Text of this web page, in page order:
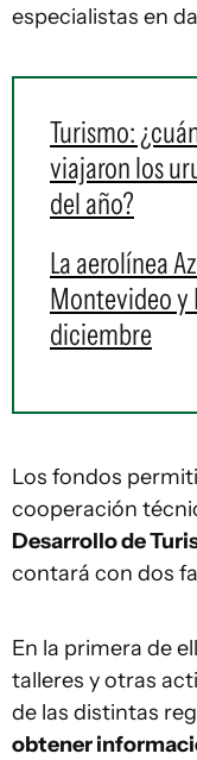
especialistas en
Turismo:
viajaron los
del año?
La aerolínea
Montevideo y
diciembre
Los fondos
cooperación
Desarrollo de
contará con dos
En la primera de
talleres y otras
de las distintas
obtener